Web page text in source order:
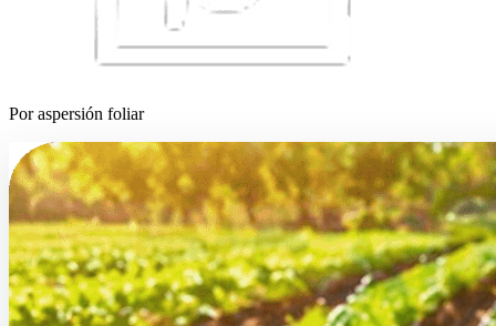
Por aspersión foliar